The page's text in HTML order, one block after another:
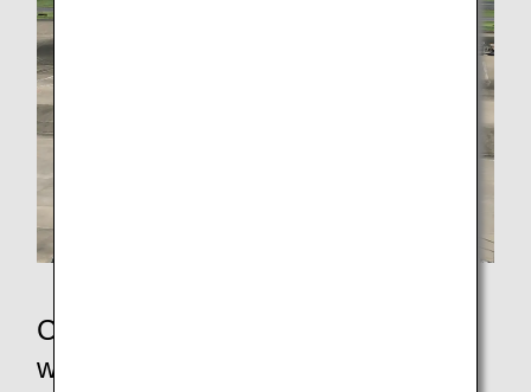
CO2-Emissionen können verringert
werden indem das Vorfeld ohne